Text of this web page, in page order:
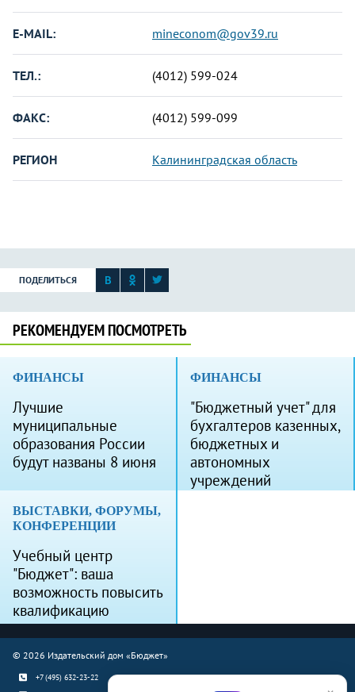
E-MAIL: mineconom@gov39.ru
ТЕЛ.: (4012) 599-024
ФАКС: (4012) 599-099
РЕГИОН Калининградская область
ПОДЕЛИТЬСЯ
РЕКОМЕНДУЕМ ПОСМОТРЕТЬ
ФИНАНСЫ
Лучшие
муниципальные
образования России
будут названы 8 июня
ФИНАНСЫ
"Бюджетный учет" для
бухгалтеров казенных,
бюджетных и
автономных
учреждений
ВЫСТАВКИ, ФОРУМЫ,
КОНФЕРЕНЦИИ
Учебный центр
"Бюджет": ваша
возможность повысить
квалификацию
© 2026 Издательский дом «Бюджет»
+7 (495) 632-23-22